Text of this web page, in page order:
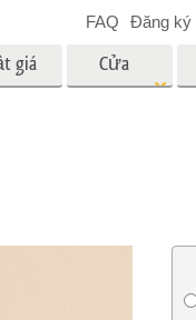
giá Cửa
FAQ Đăng ký